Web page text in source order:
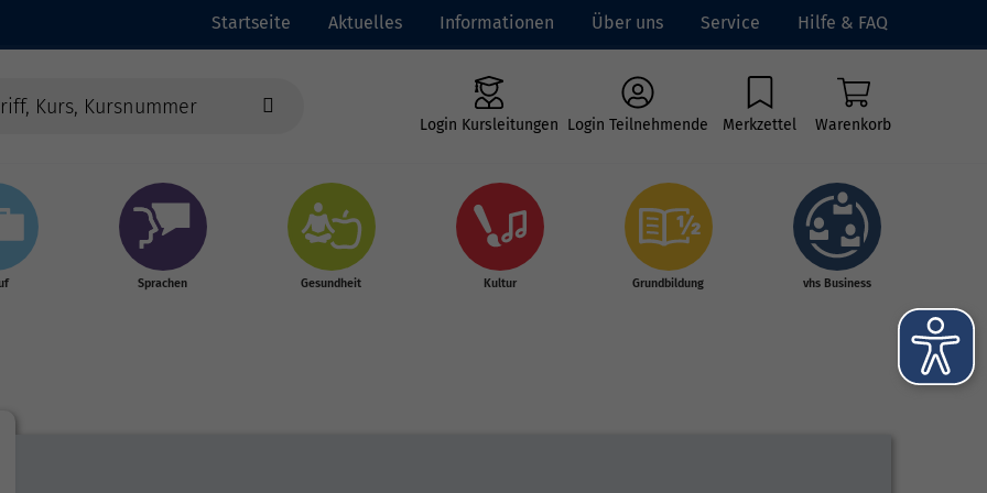
Startseite Aktuelles Informationen Über uns Service Hilfe & FAQ
Login Kursleitungen Login Teilnehmende Merkzettel Warenkorb
Sprachen Gesundheit Kultur Grundbildung vhs Business